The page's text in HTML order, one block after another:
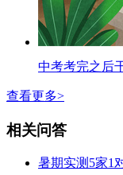
中考考完之后
查看更多>
相关问答
暑期实测5家1